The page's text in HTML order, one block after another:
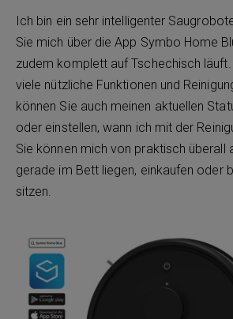
Ich bin ein sehr intelligenter
Sie mich über die App Symbo Home
zudem komplett auf Tschechisch
viele nützliche Funktionen und
können Sie auch meinen aktuellen
oder einstellen, wann ich mit der
Sie können mich von praktisch überall
gerade im Bett liegen, einkaufen oder
sitzen.